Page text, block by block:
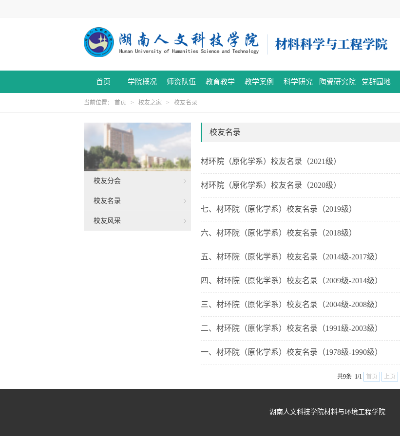
首页 学院概况 师资队伍 教育教学 教学案例 科学研究 陶瓷研究院 党群园地
当前位置： 首页 > 校友之家 > 校友名录
校友分会
校友名录
校友风采
校友名录
材环院（原化学系）校友名录（2021级）
材环院（原化学系）校友名录（2020级）
七、材环院（原化学系）校友名录（2019级）
六、材环院（原化学系）校友名录（2018级）
五、材环院（原化学系）校友名录（2014级-2017级）
四、材环院（原化学系）校友名录（2009级-2014级）
三、材环院（原化学系）校友名录（2004级-2008级）
二、材环院（原化学系）校友名录（1991级-2003级）
一、材环院（原化学系）校友名录（1978级-1990级）
共9条 1/1 首页 上页
湖南人文科技学院材料与环境工程学院